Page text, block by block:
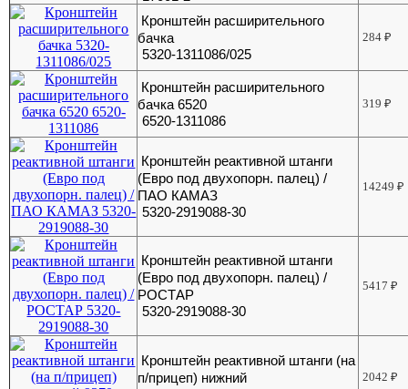
Кронштейн расширительного
бачка
5320-1311086/025
284₽
Кронштейн расширительного
бачка 6520
6520-1311086
319₽
Кронштейн реактивной штанги
(Евро под двухопорн. палец) /
ПАО КАМАЗ
5320-2919088-30
14249₽
Кронштейн реактивной штанги
(Евро под двухопорн. палец) /
РОСТАР
5320-2919088-30
5417₽
Кронштейн реактивной штанги (на
п/прицеп) нижний
2042₽